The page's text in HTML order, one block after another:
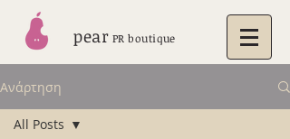
pear PR boutique
Ανάρτηση
All Posts